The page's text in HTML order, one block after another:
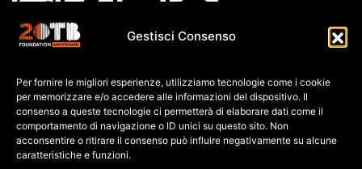
Gestisci Consenso
Per fornire le migliori esperienze, utilizziamo tecnologie come i cookie
per memorizzare e/o accedere alle informazioni del dispositivo. Il
consenso a queste tecnologie ci permetterà di elaborare dati come il
comportamento di navigazione o ID unici su questo sito. Non
acconsentire o ritirare il consenso può influire negativamente su alcune
caratteristiche e funzioni.
IT80 L030 6909 6061 0000 0139 761
C.F: 91026690247
P.IVA: 04552060248